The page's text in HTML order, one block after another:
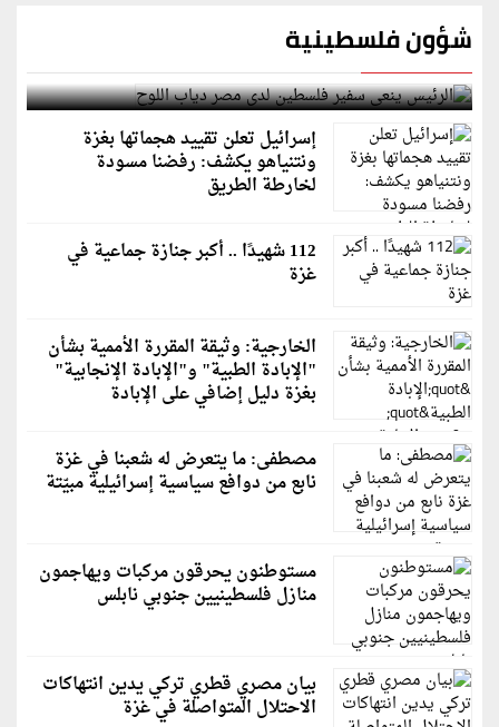
شؤون فلسطينية
الرئيس ينعى سفير فلسطين لدى مصر دياب اللوح
إسرائيل تعلن تقييد هجماتها بغزة
ونتنياهو يكشف: رفضنا مسودة
لخارطة الطريق
112 شهيدًا .. أكبر جنازة جماعية في
غزة
الخارجية: وثيقة المقررة الأممية بشأن
"الإبادة الطبية" و"الإبادة الإنجابية"
بغزة دليل إضافي على الإبادة
مصطفى: ما يتعرض له شعبنا في غزة
نابع من دوافع سياسية إسرائيلية مبيّتة
مستوطنون يحرقون مركبات ويهاجمون
منازل فلسطينيين جنوبي نابلس
بيان مصري قطري تركي يدين انتهاكات
الاحتلال المتواصلة في غزة